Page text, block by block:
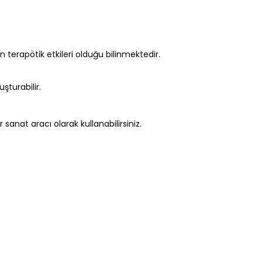
terapötik etkileri olduğu bilinmektedir.
aracı olarak kullanabilirsiniz.